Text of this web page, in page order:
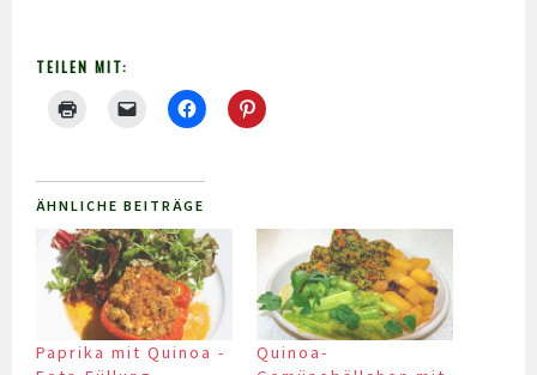
TEILEN MIT:
ÄHNLICHE BEITRÄGE
Paprika mit Quinoa -
Quinoa-